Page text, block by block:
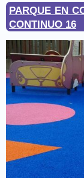
PARQUE EN
CONTINUO 16